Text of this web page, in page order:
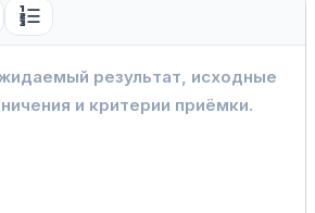
format_list_numbered